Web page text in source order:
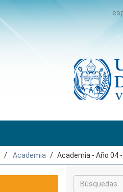
Academia Academia - Año 04 -